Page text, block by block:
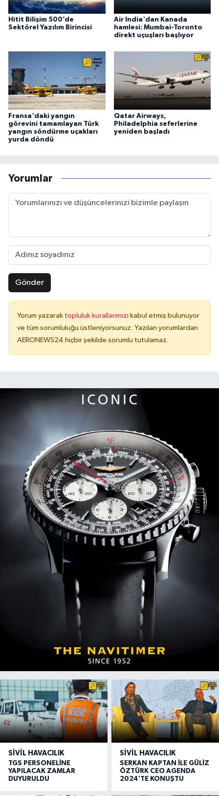
Hitit Bilişim 500’de
Sektörel Yazılım Birincisi
Air India'dan Kanada
hamlesi: Mumbai-Toronto
direkt uçuşları başlıyor
Fransa'daki yangın
görevini tamamlayan Türk
yangın söndürme uçakları
yurda döndü
Qatar Airways,
Philadelphia seferlerine
yeniden başladı
Yorumlar
Gönder
Yorum yazarak topluluk kurallarımızı kabul etmiş bulunuyor
ve tüm sorumluluğu üstleniyorsunuz. Yazılan yorumlardan
AERONEWS24 hiçbir şekilde sorumlu tutulamaz.
SIVIL HAVACILIK
TGS PERSONELİNE
YAPILACAK ZAMLAR
DUYURULDU
SIVIL HAVACILIK
SERKAN KAPTAN İLE GÜLİZ
ÖZTÜRK CEO AGENDA
2024'TE KONUŞTU